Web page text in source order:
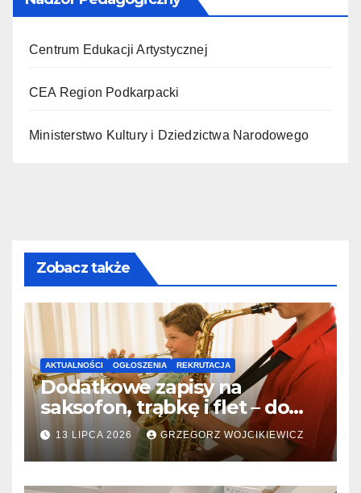
Centrum Edukacji Artystycznej
CEA Region Podkarpacki
Ministerstwo Kultury i Dziedzictwa Narodowego
Zobacz także
AKTUALNOŚCI OGŁOSZENIA REKRUTACJA
Dodatkowe zapisy na
saksofon, trąbkę i flet – do
31.07.2026
13 LIPCA 2026 GRZEGORZ WOJCIKIEWICZ